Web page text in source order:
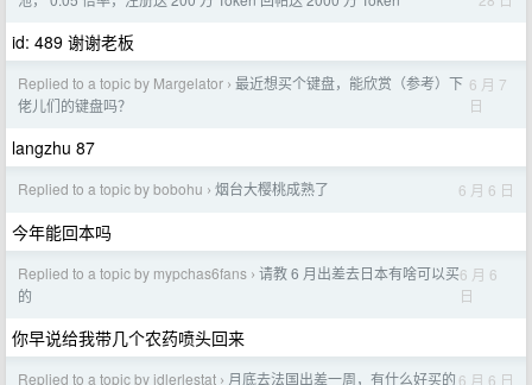
id: 489 谢谢老板
Replied to a topic by Margelator › 最近想买个键盘，能欣赏（参考）下
佬儿们的键盘吗？
6 月 7
日
langzhu 87
Replied to a topic by bobohu › 烟台大樱桃成熟了 6 月 6 日
今年能回本吗
Replied to a topic by mypchas6fans › 请教 6 月出差去日本有啥可以买
的
6 月 6
日
你早说给我带几个农药喷头回来
Replied to a topic by idlerlestat › 月底去法国出差一周，有什么好买的 6 月 6 日